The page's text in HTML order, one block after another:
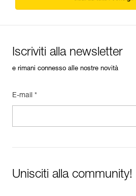
Iscriviti alla newsletter
e rimani connesso alle nostre novità
E-mail *
Unisciti alla community!